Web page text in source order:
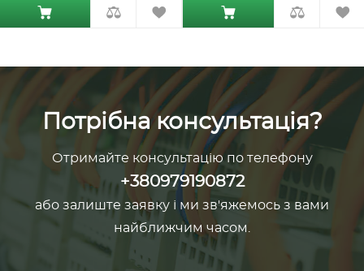
Потрібна консультація?
Отримайте консультацію по телефону
+380979190872
або залиште заявку і ми зв'яжемось з вами
найближчим часом.